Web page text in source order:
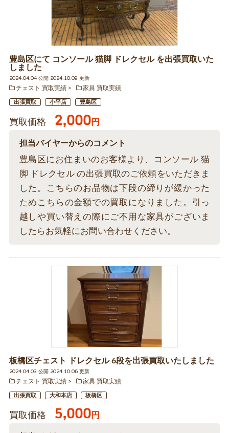
豊島区にて コンソール 猫脚 ドレクセル を出張買取いた
しました
2024.04.04 公開 2024.10.09 更新
チェスト 買取実績
家具 買取実績
出張買取 小平店 豊島区
買取価格 2,000円
担当バイヤーからのコメント
豊島区にお住まいのお客様より、コンソール 猫
脚 ドレクセル の出張買取のご依頼をいただきま
した。こちらのお品物は下段の締りが緩かった
ためこちらの金額での買取になりました。引っ
越しや買い替えの際にご不用な家具がございま
したらお気軽にお問い合わせください。
板橋区チェスト ドレクセル 6段を出張買取いたしました
2024.04.03 公開 2024.10.06 更新
チェスト 買取実績
家具 買取実績
出張買取 大和本店 板橋区
買取価格 5,000円